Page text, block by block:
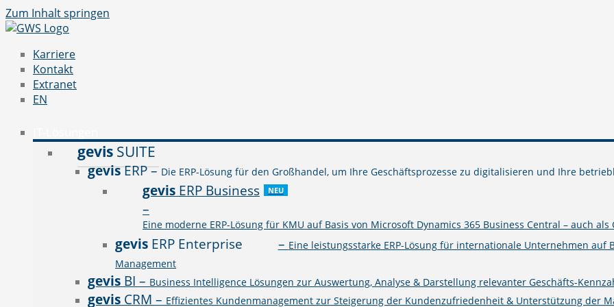
Zum Inhalt springen
Karriere
Kontakt
Extranet
EN
gevis SUITE
gevisERP– Die ERP-Lösung für den Großhandel, um Ihre Geschäftsprozesse zu digitalisieren und Ihre
gevis ERP Business
–
Eine moderne ERP-Lösung für KMU auf Basis von Microsoft Dynamics 365 Business Central – auch als
NEU
gevis ERP Enterprise – Eine leistungsstarke ERP-Lösung für internationale Unternehmen auf
Management
gevis BI – Business Intelligence Lösungen zur Auswertung, Analyse & Darstellung relevanter Geschäfts-
gevis CRM – Effizientes Kundenmanagement zur Steigerung der Kundenzufriedenheit & Unterstützung der